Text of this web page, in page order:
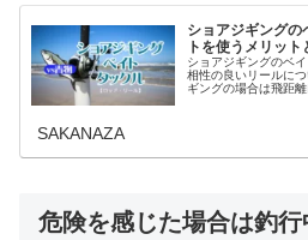
ショアジギングの
トを使うメリッ
ショアジギングのベ
相性の良いリールに
ギングの場合は飛距
SAKANAZA
危険を感じた場合は釣